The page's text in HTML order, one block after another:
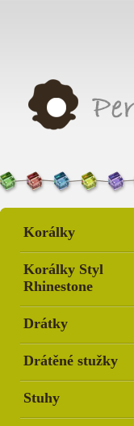
Korálky
Korálky Styl
Rhinestone
Drátky
Drátěné stužky
Stuhy